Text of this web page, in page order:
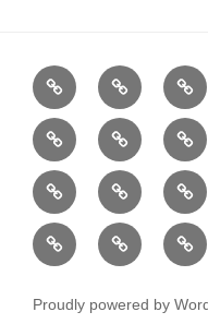
ホ
ー
ム
概
要
代
表・
師
範
紹
介
SNS
武
舞
劇
団
s
v
成
武
護
国
学
15
道
場
紹
介
①【火
道
場
紹
介
②【金
道
場
紹
介
③【
道
場
姉
妹
瀬
田
Proudly powered by